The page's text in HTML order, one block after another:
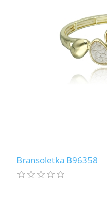
Bransoletka B96358